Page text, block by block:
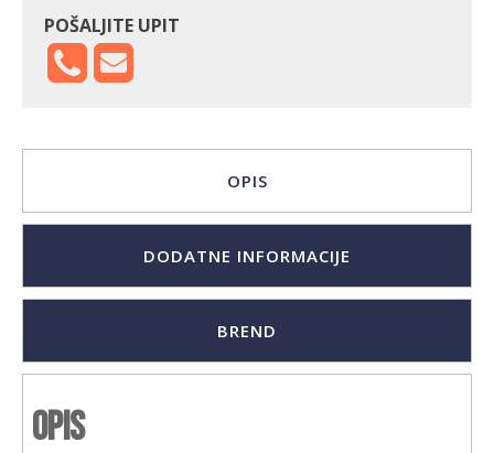
POŠALJITE UPIT
OPIS
DODATNE INFORMACIJE
BREND
Opis